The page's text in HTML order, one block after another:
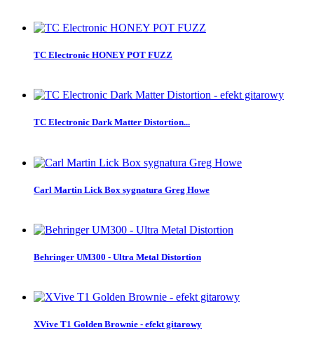
TC Electronic HONEY POT FUZZ
TC Electronic Dark Matter Distortion...
Carl Martin Lick Box sygnatura Greg Howe
Behringer UM300 - Ultra Metal Distortion
XVive T1 Golden Brownie - efekt gitarowy